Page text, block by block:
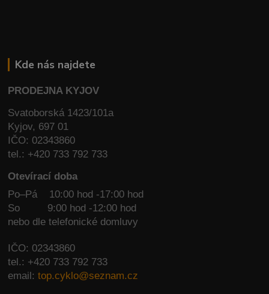
Kde nás najdete
PRODEJNA KYJOV
Svatoborská 1423/101a
Kyjov, 697 01
IČO: 02343860
tel.: +420 733 792 733
Otevírací doba
Po–Pá 10:00 hod -17:00 hod
So
9:00 hod -12:00 hod
nebo dle telefonické domluvy
IČO: 02343860
tel.: +420 733 792 733
email:top.cyklo@seznam.cz